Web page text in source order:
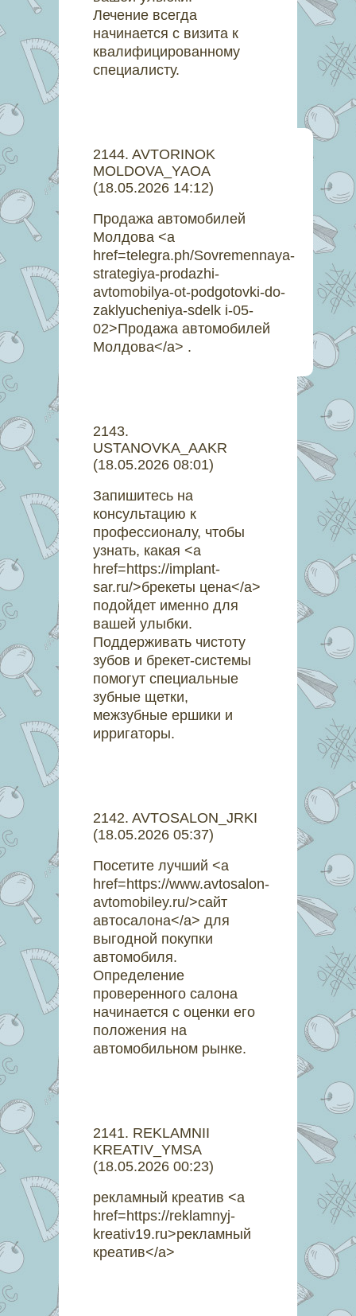
Лечение всегда
начинается с визита к
квалифицированному
специалисту.
2144. AVTORINOK
MOLDOVA_YAOA
(18.05.2026 14:12)
Продажа автомобилей
Молдова <a
href=telegra.ph/Sovremennaya-
strategiya-prodazhi-
avtomobilya-ot-podgotovki-do-
zaklyucheniya-sdelk i-05-
02>Продажа автомобилей
Молдова</a> .
2143.
USTANOVKA_AAKR
(18.05.2026 08:01)
Запишитесь на
консультацию к
профессионалу, чтобы
узнать, какая <a
href=https://implant-
sar.ru/>брекеты цена</a>
подойдет именно для
вашей улыбки.
Поддерживать чистоту
зубов и брекет-системы
помогут специальные
зубные щетки,
межзубные ершики и
ирригаторы.
2142. AVTOSALON_JRKI
(18.05.2026 05:37)
Посетите лучший <a
href=https://www.avtosalon-
avtomobiley.ru/>сайт
автосалона</a> для
выгодной покупки
автомобиля.
Определение
проверенного салона
начинается с оценки его
положения на
автомобильном рынке.
2141. REKLAMNII
KREATIV_YMSA
(18.05.2026 00:23)
рекламный креатив <a
href=https://reklamnyj-
kreativ19.ru>рекламный
креатив</a>